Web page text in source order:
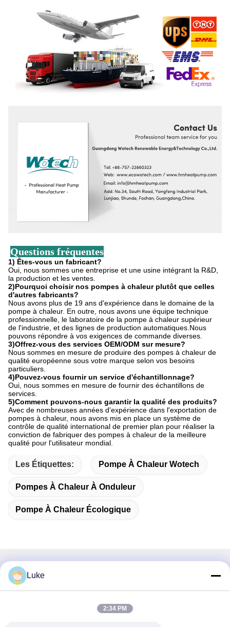
Questions fréquentes
1) Êtes-vous un fabricant?
Oui, nous sommes une entreprise et une usine intégrant la R&D,
la production et les ventes.
2)Pourquoi choisir nos pompes à chaleur plutôt que celles
d'autres fabricants?
Nous avons plus de 19 ans d'expérience dans le domaine de la
pompe à chaleur. En outre, nous avons une équipe technique
professionnelle, le laboratoire de la pompe à chaleur supérieur
de l'industrie, et des lignes de production automatiques.Nous
pouvons répondre à vos exigences de commande diverses.
3)Offrez-vous des services OEM/ODM sur mesure?
Nous sommes en mesure de produire des pompes à chaleur de
qualité européenne sous votre marque selon vos besoins
particuliers.
4)Pouvez-vous fournir un service d'échantillonnage?
Oui, nous sommes en mesure de fournir des échantillons de
services.
5)Comment pouvons-nous garantir la qualité des produits?
Avec de nombreuses années d'expérience dans l'exportation de
pompes à chaleur, nous avons mis en place un système de
contrôle de qualité international de premier plan pour réaliser la
conviction de fabriquer des pompes à chaleur de la meilleure
qualité pour l'utilisateur mondial.
Les Étiquettes: Pompe À Chaleur Wotech
Pompes À Chaleur À Onduleur
Pompe À Chaleur Écologique
Contactez rapidement
Je ne veux pas.34, South Road, Yongfeng Industrial Park,
Luke
2:34 PM